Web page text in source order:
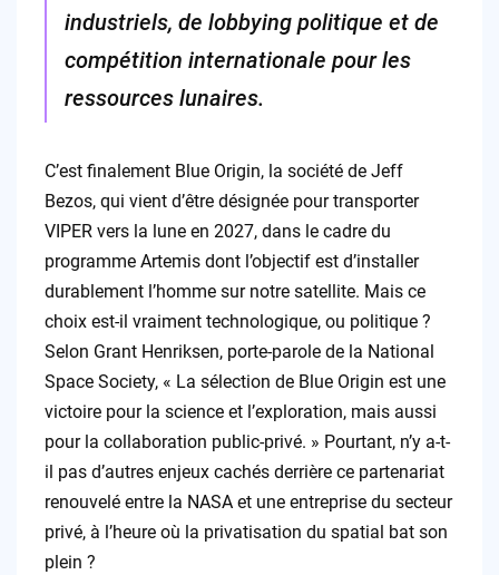
industriels, de lobbying politique et de
compétition internationale pour les
ressources lunaires.
C’est finalement Blue Origin, la société de Jeff
Bezos, qui vient d’être désignée pour transporter
VIPER vers la lune en 2027, dans le cadre du
programme Artemis dont l’objectif est d’installer
durablement l’homme sur notre satellite. Mais ce
choix est-il vraiment technologique, ou politique ?
Selon Grant Henriksen, porte-parole de la National
Space Society, « La sélection de Blue Origin est une
victoire pour la science et l’exploration, mais aussi
pour la collaboration public-privé. » Pourtant, n’y a-t-
il pas d’autres enjeux cachés derrière ce partenariat
renouvelé entre la NASA et une entreprise du secteur
privé, à l’heure où la privatisation du spatial bat son
plein ?